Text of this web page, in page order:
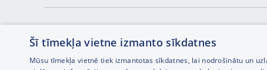
Šī tīmekļa vietne izmanto sīkdatnes
Mūsu tīmekļa vietnē tiek izmantotas sīkdatnes, lai nodrošinātu un